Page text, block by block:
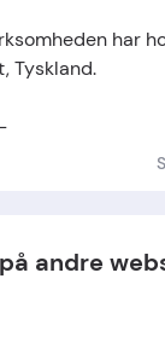
har
Tyskland.
-
andre